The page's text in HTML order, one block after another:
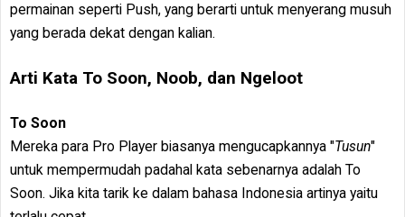
permainan seperti Push, yang berarti untuk menyerang musuh
yang berada dekat dengan kalian.
Arti Kata To Soon, Noob, dan Ngeloot
To Soon
Mereka para Pro Player biasanya mengucapkannya "Tusun"
untuk mempermudah padahal kata sebenarnya adalah To
Soon. Jika kita tarik ke dalam bahasa Indonesia artinya yaitu